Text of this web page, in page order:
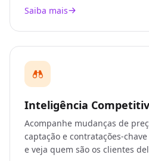
Saiba mais
Inteligência
Acompanhe mudanças de
captação e contratações-
e veja quem são os clientes